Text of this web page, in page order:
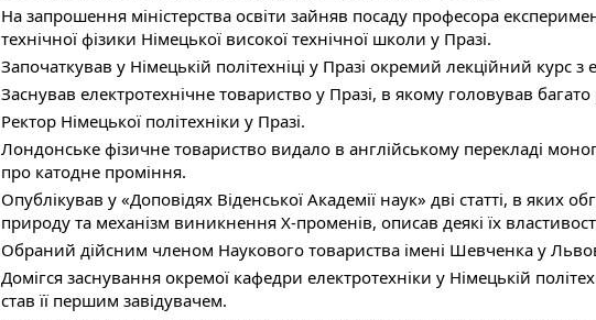
На запрошення міністерства освіти зайняв посаду професора
технічної фізики Німецької високої технічної школи у Празі.
Започаткував у Німецькій політехніці у Празі окремий лекційний курс з
Заснував електротехнічне товариство у Празі, в якому головував багато
Ректор Німецької політехніки у Празі.
Лондонське фізичне товариство видало в англійському перекладі
про катодне проміння.
Опублікував у «Доповідях Віденської Академії наук» дві статті, в яких
природу та механізм виникнення Х-променів, описав деякі їх
Обраний дійсним членом Наукового товариства імені Шевченка у
Домігся заснування окремої кафедри електротехніки у Німецькій
став її першим завідувачем.